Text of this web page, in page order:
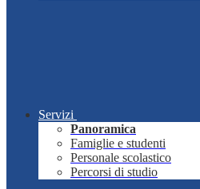
Servizi
Panoramica
Famiglie e studenti
Personale scolastico
Percorsi di studio